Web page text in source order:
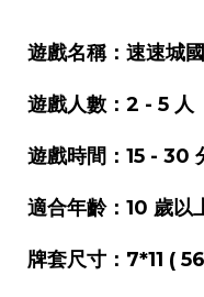
遊戲名稱：速速
遊戲人數：2 - 5 人
遊戲時間：15 - 30
適合年齡：10 歲以
牌套尺寸：7*11 (